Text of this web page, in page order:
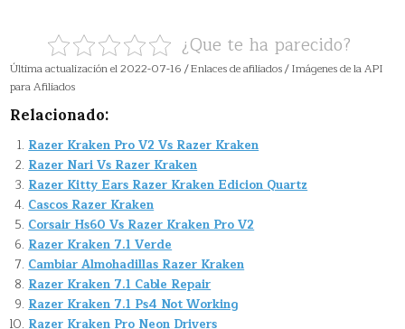
¿Que te ha parecido?
Última actualización el 2022-07-16 / Enlaces de afiliados / Imágenes de la API
para Afiliados
Relacionado:
Razer Kraken Pro V2 Vs Razer Kraken
Razer Nari Vs Razer Kraken
Razer Kitty Ears Razer Kraken Edicion Quartz
Cascos Razer Kraken
Corsair Hs60 Vs Razer Kraken Pro V2
Razer Kraken 7.1 Verde
Cambiar Almohadillas Razer Kraken
Razer Kraken 7.1 Cable Repair
Razer Kraken 7.1 Ps4 Not Working
Razer Kraken Pro Neon Drivers